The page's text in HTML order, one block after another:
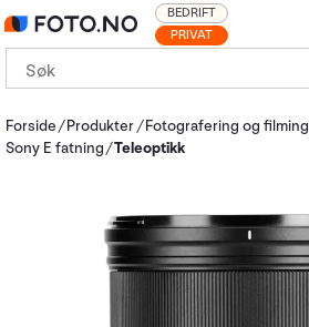
PRIVAT
BEDRIFT
Forside Produkter Fotografering og filming
Sony E fatning
Teleoptikk